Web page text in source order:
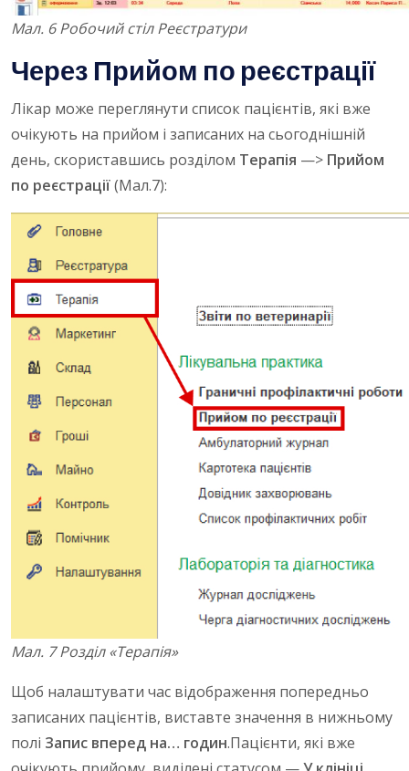
Мал. 6 Робочий стіл Реєстратури
Через Прийом по реєстрації
Лікар може переглянути список пацієнтів, які вже
очікують на прийом і записаних на сьогоднішній
день, скориставшись розділом Терапія —> Прийом
по реєстрації(Мал.7):
Мал. 7 Розділ «Терапія»
Щоб налаштувати час відображення попередньо
записаних пацієнтів, виставте значення в нижньому
полі Запис вперед на… годин.Пацієнти, які вже